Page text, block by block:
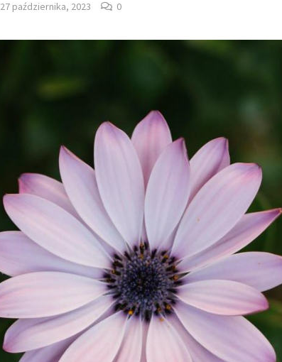
27 października, 2023 0